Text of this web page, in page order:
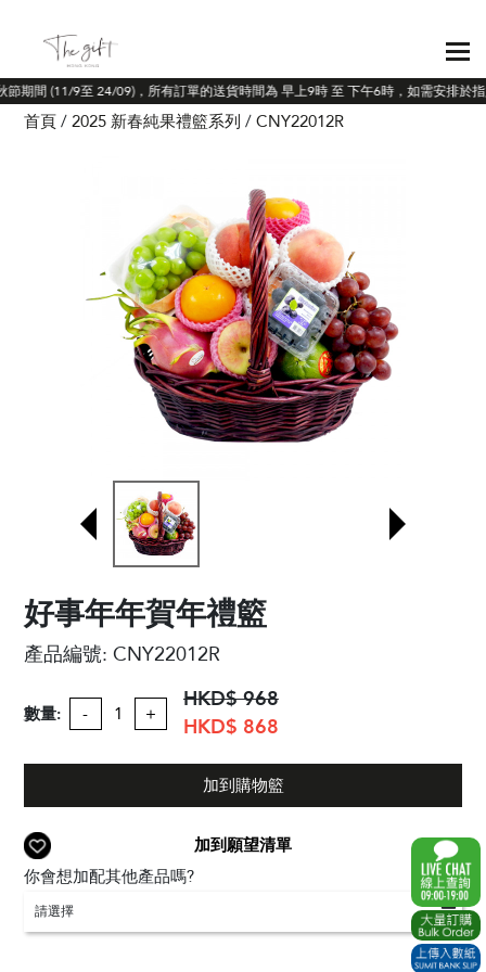
期間 (11/9至 24/09)，所有訂單的送貨時間為 早上9時 至 下午6時，如需安排於指
首頁 2025 新春純果禮籃系列 CNY22012R
好事年年賀年禮籃
產品編號:CNY22012R
數量: - +
HKD$ 968
HKD$ 868
加到購物籃
加到願望清單
你會想加配其他產品嗎?
請選擇